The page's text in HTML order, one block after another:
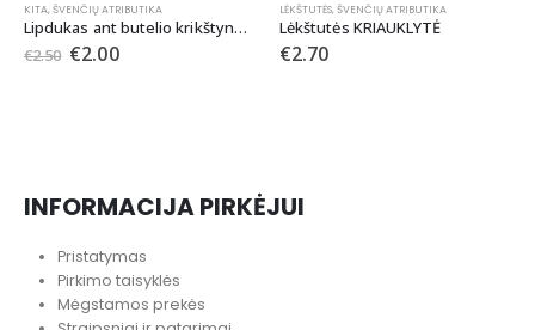
LĖKŠTUTĖS,ŠVENČIŲ ATRIBUTIKA
Lėkštutės KRIAUKLYTĖ
€2.70
INFORMACIJA PIRKĖJUI